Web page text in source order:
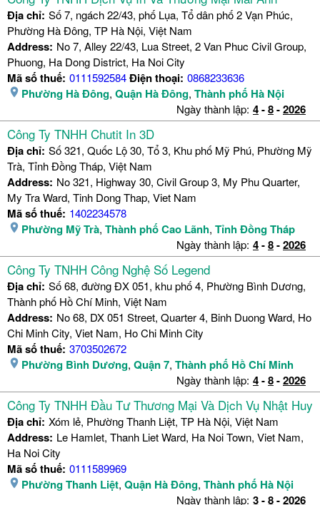
Địa chỉ: Số 7, ngách 22/43, phố Lụa, Tổ dân phố 2 Vạn Phúc,
Phường Hà Đông, TP Hà Nội, Việt Nam
Address: No 7, Alley 22/43, Lua Street, 2 Van Phuc Civil Group,
Phuong, Ha Dong District, Ha Noi City
Mã số thuế: 0111592584Điện thoại: 0868233636
Phường Hà Đông, Quận Hà Đông, Thành phố Hà Nội
Ngày thành lập: 4-8-2026
Công Ty TNHH Chutit In 3D
Địa chỉ: Số 321, Quốc Lộ 30, Tổ 3, Khu phố Mỹ Phú, Phường Mỹ
Trà, Tỉnh Đồng Tháp, Việt Nam
Address: No 321, Highway 30, Civil Group 3, My Phu Quarter,
My Tra Ward, Tinh Dong Thap, Viet Nam
Mã số thuế: 1402234578
Phường Mỹ Trà, Thành phố Cao Lãnh, Tỉnh Đồng Tháp
Ngày thành lập: 4-8-2026
Công Ty TNHH Công Nghệ Số Legend
Địa chỉ: Số 68, đường ĐX 051, khu phố 4, Phường Bình Dương,
Thành phố Hồ Chí Minh, Việt Nam
Address: No 68, DX 051 Street, Quarter 4, Binh Duong Ward, Ho
Chi Minh City, Viet Nam, Ho Chi Minh City
Mã số thuế: 3703502672
Phường Bình Dương, Quận 7, Thành phố Hồ Chí Minh
Ngày thành lập: 4-8-2026
Công Ty TNHH Đầu Tư Thương Mại Và Dịch Vụ Nhật Huy
Địa chỉ: Xóm lẻ, Phường Thanh Liệt, TP Hà Nội, Việt Nam
Address: Le Hamlet, Thanh Liet Ward, Ha Noi Town, Viet Nam,
Ha Noi City
Mã số thuế: 0111589969
Phường Thanh Liệt, Quận Hà Đông, Thành phố Hà Nội
Ngày thành lập: 3-8-2026